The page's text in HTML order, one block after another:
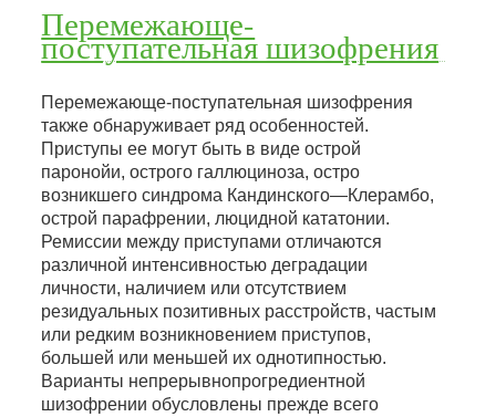
Перемежающе-
поступательная шизофрения
Перемежающе-поступательная шизофрения
также обнаруживает ряд особенностей.
Приступы ее могут быть в виде острой
паронойи, острого галлюциноза, остро
возникшего синдрома Кандинского—Клерамбо,
острой парафрении, люцидной кататонии.
Ремиссии между приступами отличаются
различной интенсивностью деградации
личности, наличием или отсутствием
резидуальных позитивных расстройств, частым
или редким возникновением приступов,
большей или меньшей их однотипностью.
Варианты непрерывнопрогредиентной
шизофрении обусловлены прежде всего